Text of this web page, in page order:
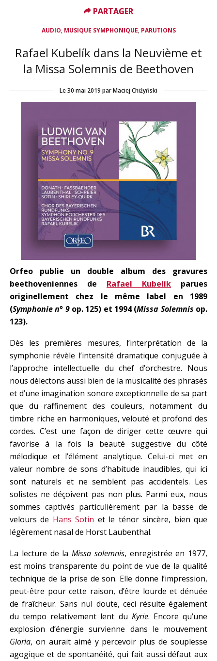
AUDIO, MUSIQUE SYMPHONIQUE, PARUTIONS
Rafael Kubelík dans la Neuvième et
la Missa Solemnis de Beethoven
Le30 mai 2019 parMaciej Chiżyński
Orfeo publie un double album des gravures
beethoveniennes de Rafael Kubelík parues
originellement chez le même label en 1989
(Symphonie n° 9op. 125) et 1994 (Missa Solemnis op.
123).
Dès les premières mesures, l’interprétation de la
symphonie révèle l’intensité dramatique conjuguée à
l’approche intellectuelle du chef d’orchestre. Nous
nous délectons aussi bien de la musicalité des phrasés
et d’une imagination sonore exceptionnelle de sa part
que du raffinement des couleurs, notamment du
timbre riche en harmoniques, velouté et profond des
cordes. C’est une façon de diriger cette œuvre qui
favorise à la fois la beauté suggestive du côté
mélodique et l’élément analytique. Celui-ci met en
valeur nombre de sons d’habitude inaudibles, qui ici
sont naturels et ne semblent pas accidentels. Les
solistes ne déçoivent pas non plus. Parmi eux, nous
sommes captivés particulièrement par la basse de
velours de Hans Sotin et le ténor sincère, bien que
légèrement nasal de Horst Laubenthal.
La lecture de la Missa solemnis, enregistrée en 1977,
est moins transparente du point de vue de la qualité
technique de la prise de son. Elle donne l’impression,
peut-être pour cette raison, d’être lourde et dénuée
de fraîcheur. Sans nul doute, ceci résulte également
du tempo relativement lent du Kyrie. Encore qu’une
explosion d’énergie survienne dans le mouvement
Gloria, on aurait aimé y percevoir plus de souplesse
agogique et de spontanéité, qui fait aussi défaut aux
PARTAGER
PARTAGER